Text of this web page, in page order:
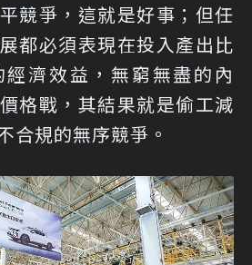
競爭，這就是好事；但任
都必須表現在投入產出比
濟效益，無窮無盡的內
格戰，其結果就是偷工減
合規的無序競爭。